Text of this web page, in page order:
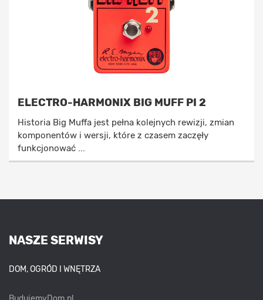
ELECTRO-HARMONIX BIG MUFF PI 2
Historia Big Muffa jest pełna kolejnych rewizji, zmian
komponentów i wersji, które z czasem zaczęły
funkcjonować ...
NASZE SERWISY
DOM, OGRÓD I WNĘTRZA